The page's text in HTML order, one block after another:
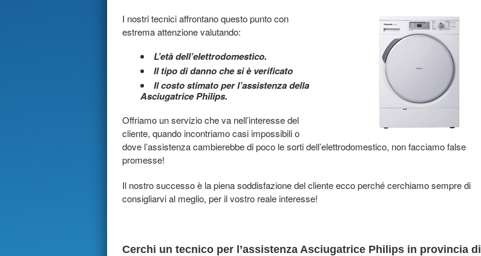
I nostri tecnici affrontano questo punto con
estrema attenzione valutando:
L’età dell’elettrodomestico.
Il tipo di danno che si è verificato
Il costo stimato per l’assistenza della
Asciugatrice Philips.
Offriamo un servizio che va nell’interesse del
cliente, quando incontriamo casi impossibili o
dove l’assistenza cambierebbe di poco le sorti dell’elettrodomestico, non facciamo false
promesse!
Il nostro successo è la piena soddisfazione del cliente ecco perché cerchiamo sempre di
consigliarvi al meglio, per il vostro reale interesse!
Cerchi un tecnico per l’assistenza Asciugatrice Philips in provincia di